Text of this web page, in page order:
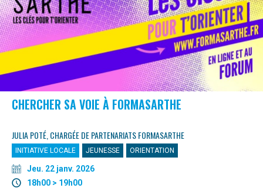
CHERCHER SA VOIE À FORMASARTHE
JULIA POTÉ, CHARGÉE DE PARTENARIATS FORMASARTHE
INITIATIVE LOCALE JEUNESSE ORIENTATION
Jeu. 22 janv. 2026
18h00 > 19h00